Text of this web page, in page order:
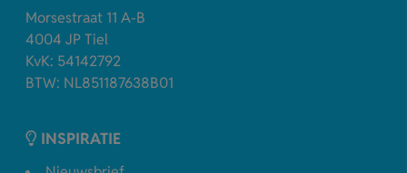
Morsestraat 11 A-B
4004 JP Tiel
KvK: 54142792
BTW: NL851187638B01
INSPIRATIE